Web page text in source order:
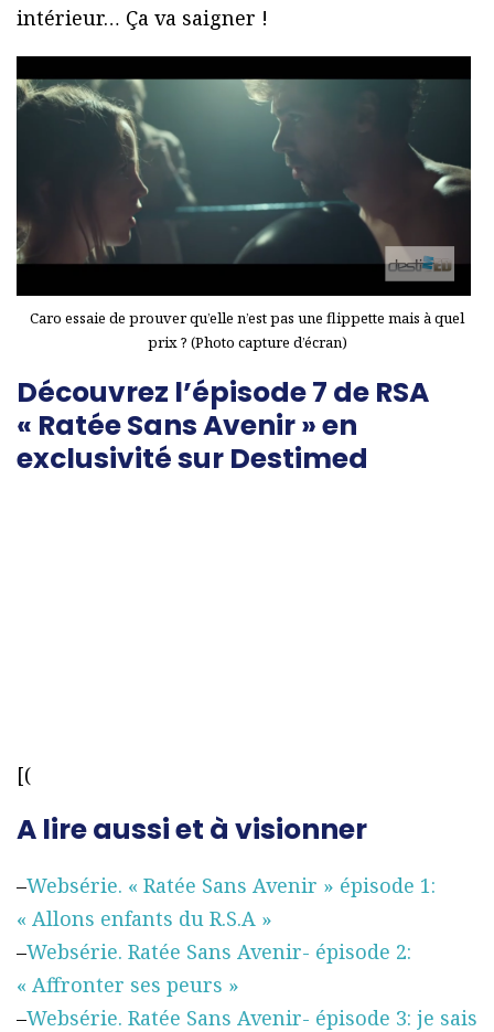
intérieur… Ça va saigner !
Caro essaie de prouver qu’elle n’est pas une flippette mais à quel
prix ? (Photo capture d’écran)
Découvrez l’épisode 7 de RSA
« Ratée Sans Avenir » en
exclusivité sur Destimed
[(
A lire aussi et à visionner
–Websérie. « Ratée Sans Avenir » épisode 1:
« Allons enfants du R.S.A »
–Websérie. Ratée Sans Avenir- épisode 2:
« Affronter ses peurs »
–Websérie. Ratée Sans Avenir- épisode 3: je sais